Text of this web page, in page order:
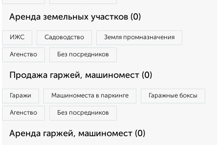
Аренда земельных участков (0)
ИЖС Садоводство Земля промназначения
Агенство Без посредников
Продажа гаржей, машиномест (0)
Гаражи Машиноместа в паркинге Гаражные боксы
Агенство Без посредников
Аренда гаржей, машиномест (0)